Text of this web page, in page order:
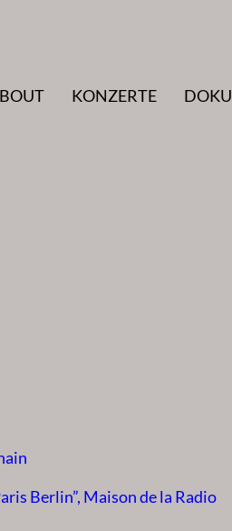
KONZERTE DOKU
Berlin”, Maison de la Radio